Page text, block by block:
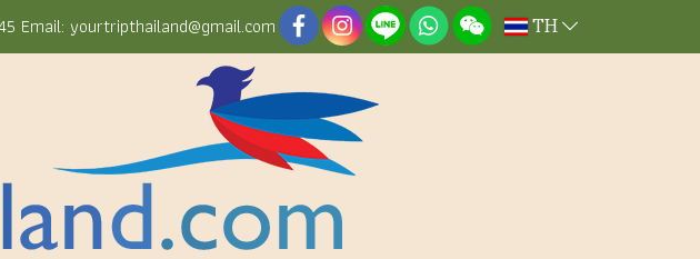
Email: yourtripthailand@gmail.com TH